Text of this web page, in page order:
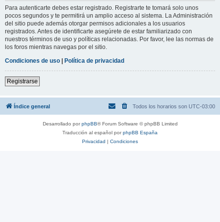
Para autenticarte debes estar registrado. Registrarte te tomará solo unos
pocos segundos y te permitirá un amplio acceso al sistema. La Administración
del sitio puede además otorgar permisos adicionales a los usuarios
registrados. Antes de identificarte asegúrete de estar familiarizado con
nuestros términos de uso y políticas relacionadas. Por favor, lee las normas de
los foros mientras navegas por el sitio.
Condiciones de uso | Política de privacidad
Registrarse
Índice general Todos los horarios son UTC-03:00
Desarrollado porphpBB® Forum Software © phpBB Limited
Traducción al español porphpBB España
Privacidad | Condiciones